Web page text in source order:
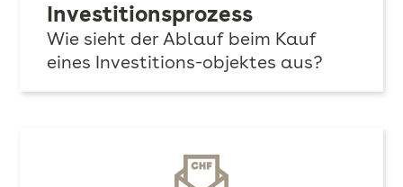
Investitionsprozess
Wie sieht der Ablauf beim Kauf
eines Investitions-objektes aus?